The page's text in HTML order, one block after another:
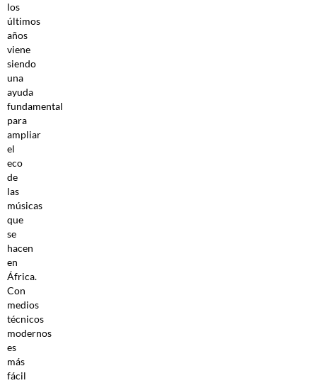
los
últimos
años
viene
siendo
una
ayuda
fundamental
para
ampliar
el
eco
de
las
músicas
que
se
hacen
en
África.
Con
medios
técnicos
modernos
es
más
fácil